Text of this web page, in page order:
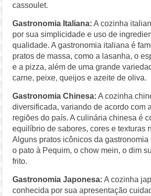
cassoulet.
Gastronomia Italiana: A cozinha
por sua simplicidade e uso de
qualidade. A gastronomia italiana é
pratos de massa, como a lasanha, o
e a pizza, além de uma grande
carne, peixe, queijos e azeite de oliva.
Gastronomia Chinesa: A cozinha
diversificada, variando de acordo com
regiões do país. A culinária chinesa é
equilíbrio de sabores, cores e texturas
Alguns pratos icônicos da
o pato à Pequim, o chow mein, o dim
frito.
Gastronomia Japonesa: A cozinha
conhecida por sua apresentação